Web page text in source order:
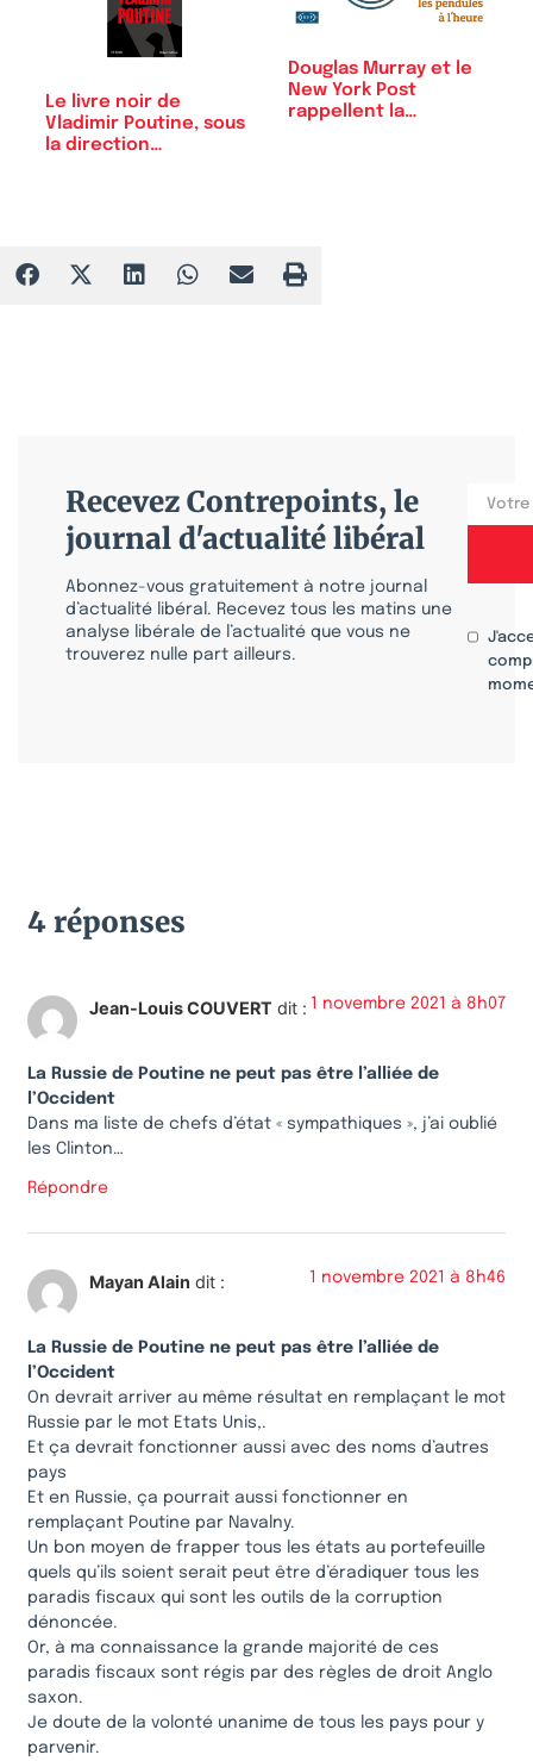
Le livre noir de
Vladimir Poutine, sous
la direction…
Douglas Murray et le
New York Post
rappellent la…
Recevez Contrepoints, le
journal d'actualité libéral
Abonnez-vous gratuitement à notre journal
d’actualité libéral. Recevez tous les matins une
analyse libérale de l’actualité que vous ne
trouverez nulle part ailleurs.
4 réponses
Jean-Louis COUVERT dit : 1 novembre 2021 à 8h07
La Russie de Poutine ne peut pas être l’alliée de
l’Occident
Dans ma liste de chefs d’état « sympathiques », j’ai oublié
les Clinton…
Répondre
Mayan Alain dit : 1 novembre 2021 à 8h46
La Russie de Poutine ne peut pas être l’alliée de
l’Occident
On devrait arriver au même résultat en remplaçant le mot
Russie par le mot Etats Unis,.
Et ça devrait fonctionner aussi avec des noms d’autres
pays
Et en Russie, ça pourrait aussi fonctionner en
remplaçant Poutine par Navalny.
Un bon moyen de frapper tous les états au portefeuille
quels qu’ils soient serait peut être d’éradiquer tous les
paradis fiscaux qui sont les outils de la corruption
dénoncée.
Or, à ma connaissance la grande majorité de ces
paradis fiscaux sont régis par des règles de droit Anglo
saxon.
Je doute de la volonté unanime de tous les pays pour y
parvenir.